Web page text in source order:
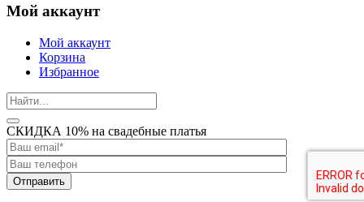
Мой аккаунт
Мой аккаунт
Корзина
Избранное
СКИДКА 10% на свадебные платья
Отправить